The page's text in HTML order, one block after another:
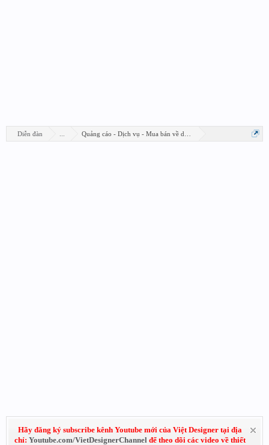
Diễn đàn Quảng cáo - Dịch vụ - Mua bán về design
Hãy đăng ký subscribe kênh Youtube mới của Việt Designer tại địa
chỉ: Youtube.com/VietDesignerChannel để theo dõi các video về thiết